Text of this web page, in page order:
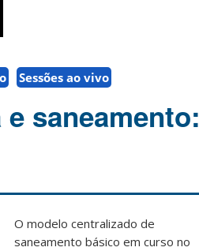
Sessões ao vivo
saneamento:
O modelo centralizado de
saneamento básico em curso no